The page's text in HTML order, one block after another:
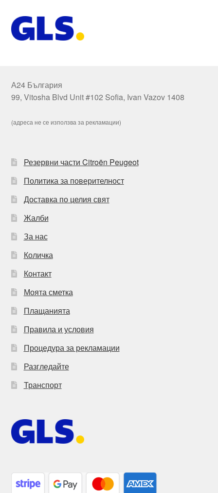
А24 България
99, Vitosha Blvd Unit #102 Sofia, Ivan Vazov 1408
(адреса не се използва за рекламации)
Резервни части Citroën Peugeot
Политика за поверителност
Доставка по целия свят
Жалби
За нас
Количка
Контакт
Моята сметка
Плащанията
Правила и условия
Процедура за рекламации
Разгледайте
Транспорт